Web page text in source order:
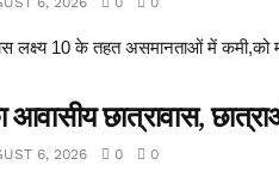
लक्ष्य 10 के तहत असमानताओं में कमी,को
आवासीय छात्रावास,
6, 2026 0 0